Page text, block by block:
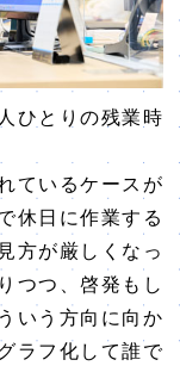
ひとりの残業時
ているケースが
休日に作業する
方が厳しくなっ
つつ、啓発もし
いう方向に向か
ラフ化して誰で